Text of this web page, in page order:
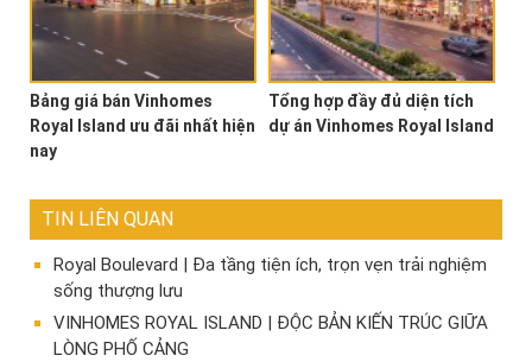
Bảng giá bán Vinhomes
Royal Island ưu đãi nhất hiện
nay
Tổng hợp đầy đủ diện tích
dự án Vinhomes Royal Island
TIN LIÊN QUAN
Royal Boulevard | Đa tầng tiện ích, trọn vẹn trải nghiệm
sống thượng lưu
VINHOMES ROYAL ISLAND | ĐỘC BẢN KIẾN TRÚC GIỮA
LÒNG PHỐ CẢNG